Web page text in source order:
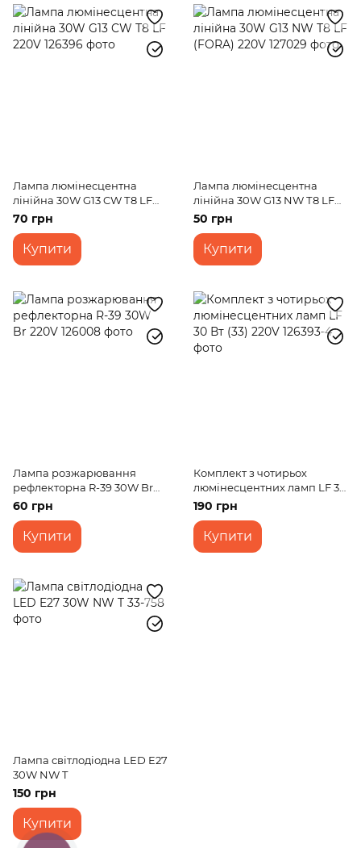
Лампа люмінесцентна
лінійна 30W G13 CW Т8 LF
220V
70 грн
Купити
Лампа люмінесцентна
лінійна 30W G13 NW Т8 LF
(FORA) 220V
50 грн
Купити
Лампа розжарювання
рефлекторна R-39 30W Br
220V
60 грн
Купити
Комплект з чотирьох
люмінесцентних ламп LF 30
Вт (33) 220V
190 грн
Купити
Лампа світлодіодна LED E27
30W NW T
150 грн
Купити